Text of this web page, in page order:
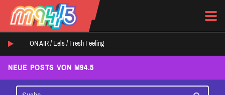
ON AIR / Eels / Fresh Feeling
NEUE POSTS VON M94.5